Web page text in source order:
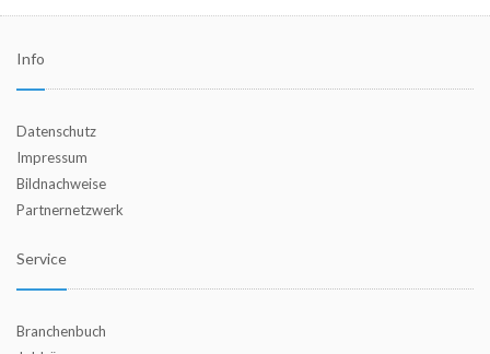
Info
Datenschutz
Impressum
Bildnachweise
Partnernetzwerk
Service
Branchenbuch